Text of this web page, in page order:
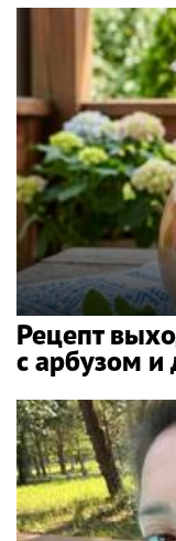
Рецепт
с арбузом